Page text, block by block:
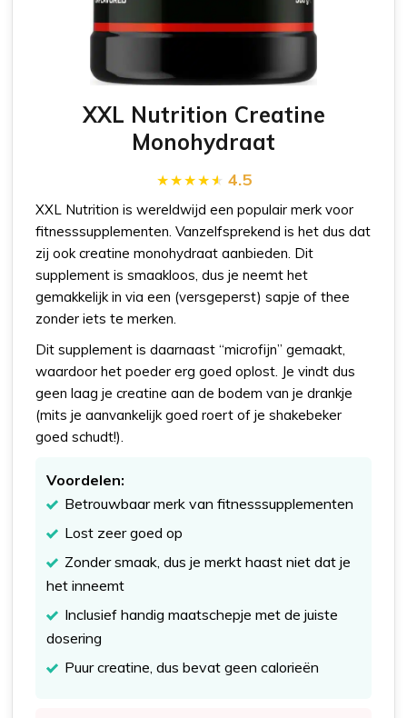
XXL Nutrition Creatine
Monohydraat
4.5
XXL Nutrition is wereldwijd een populair merk voor
fitnesssupplementen. Vanzelfsprekend is het dus dat
zij ook creatine monohydraat aanbieden. Dit
supplement is smaakloos, dus je neemt het
gemakkelijk in via een (versgeperst) sapje of thee
zonder iets te merken.
Dit supplement is daarnaast “microfijn” gemaakt,
waardoor het poeder erg goed oplost. Je vindt dus
geen laag je creatine aan de bodem van je drankje
(mits je aanvankelijk goed roert of je shakebeker
goed schudt!).
Voordelen:
Betrouwbaar merk van fitnesssupplementen
Lost zeer goed op
Zonder smaak, dus je merkt haast niet dat je
het inneemt
Inclusief handig maatschepje met de juiste
dosering
Puur creatine, dus bevat geen calorieën